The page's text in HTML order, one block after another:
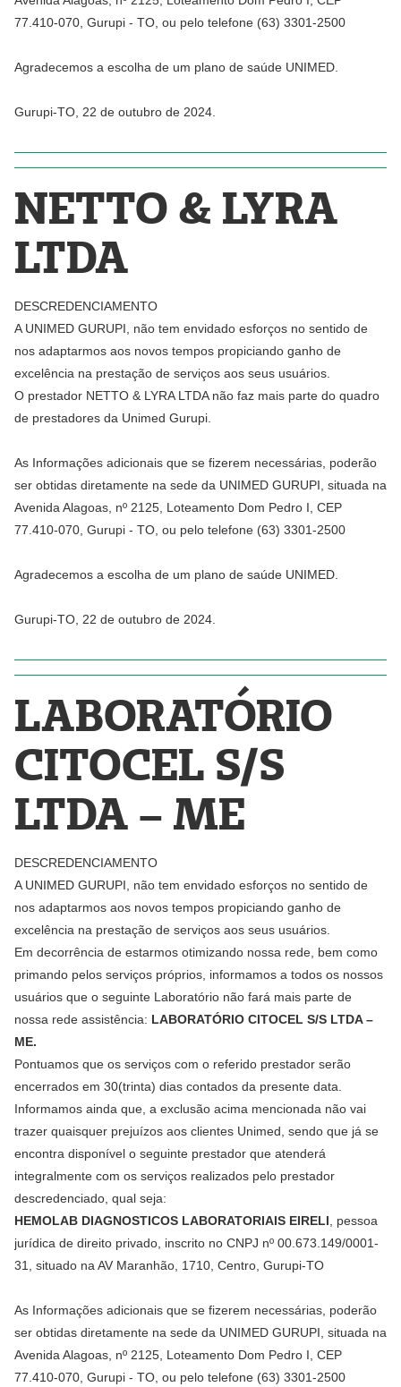
77.410-070, Gurupi - TO, ou pelo telefone (63) 3301-2500
Agradecemos a escolha de um plano de saúde UNIMED.
Gurupi-TO, 22 de outubro de 2024.
NETTO & LYRA
LTDA
DESCREDENCIAMENTO
A UNIMED GURUPI, não tem envidado esforços no sentido de
nos adaptarmos aos novos tempos propiciando ganho de
excelência na prestação de serviços aos seus usuários.
O prestador NETTO & LYRA LTDA não faz mais parte do quadro
de prestadores da Unimed Gurupi.
As Informações adicionais que se fizerem necessárias, poderão
ser obtidas diretamente na sede da UNIMED GURUPI, situada na
Avenida Alagoas, nº 2125, Loteamento Dom Pedro I, CEP
77.410-070, Gurupi - TO, ou pelo telefone (63) 3301-2500
Agradecemos a escolha de um plano de saúde UNIMED.
Gurupi-TO, 22 de outubro de 2024.
LABORATÓRIO
CITOCEL S/S
LTDA – ME
DESCREDENCIAMENTO
A UNIMED GURUPI, não tem envidado esforços no sentido de
nos adaptarmos aos novos tempos propiciando ganho de
excelência na prestação de serviços aos seus usuários.
Em decorrência de estarmos otimizando nossa rede, bem como
primando pelos serviços próprios, informamos a todos os nossos
usuários que o seguinte Laboratório não fará mais parte de
nossa rede assistência: LABORATÓRIO CITOCEL S/S LTDA –
ME.
Pontuamos que os serviços com o referido prestador serão
encerrados em 30(trinta) dias contados da presente data.
Informamos ainda que, a exclusão acima mencionada não vai
trazer quaisquer prejuízos aos clientes Unimed, sendo que já se
encontra disponível o seguinte prestador que atenderá
integralmente com os serviços realizados pelo prestador
descredenciado, qual seja:
HEMOLAB DIAGNOSTICOS LABORATORIAIS EIRELI, pessoa
jurídica de direito privado, inscrito no CNPJ nº 00.673.149/0001-
31, situado na AV Maranhão, 1710, Centro, Gurupi-TO
As Informações adicionais que se fizerem necessárias, poderão
ser obtidas diretamente na sede da UNIMED GURUPI, situada na
Avenida Alagoas, nº 2125, Loteamento Dom Pedro I, CEP
77.410-070, Gurupi - TO, ou pelo telefone (63) 3301-2500